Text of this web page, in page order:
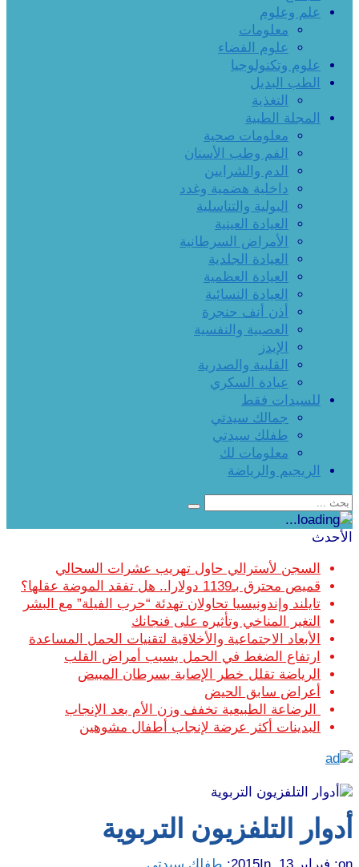
علم وعلوم
معلومات
علوم الفضاء
علوم وتكنولوجيا
الطب البديل
التغذية
المجلة الطبية
معلومات صحية
الفم وطب الأسنان
الدم والشرايين
داخلية هضمية وغدد
البولية والتناسلية
العيادة العينية
الأمراض السرطانية
العيادة الجلدية
العيادة العظمية
العيادة النسائية
أذن أنف حنجرة
العصبية والنفسية
الإيدز
القلبية والصدرية
عيادة السكري
للسيدات فقط
جمالك سيدتي
طفلك سيدتي
معلومات لك
الريجيم والرياضة
الأحدث
السجن لأسترالي حاول تهريب عشرات السحالي
قميص محترق بـ1139 دولارا.. هل تفقد الموضة عقلها؟
تايلند وإندونيسيا تحاولان تهدئة “حرب الفيلة” مع البشر
التغير المناخي وتأثيره على فنجانك
الأبعاد الاجتماعية والأخلاقية لتقنيات الحمل المساعدة
ارتفاع الضغط في الحمل يسبب أمراض القلب
الرياضة تقلل خطر الإصابة بسرطان المبيض
أعراض سابق الحيض
الرضاعة الطبيعية تخفف وزن الأم بعد الإنجاب
البدينات أكثر عرضة لإنجاب أطفال مشوهين
أدوار التلفزيون التربوية
on: فبراير 13, 2015 In: طفلك سيدتي